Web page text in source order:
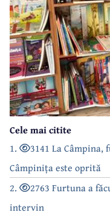
Cele mai citite
1.
3141 La
Câmpinița este oprită
2.
2763 Furtuna a
intervin